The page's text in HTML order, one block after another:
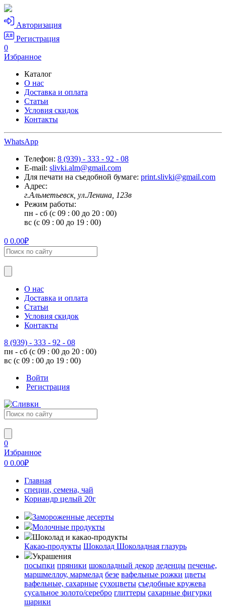
Авторизация
Регистрация
0
Избранное
Каталог
О нас
Доставка и оплата
Статьи
Условия скидок
Контакты
WhatsApp
Телефон: 8 (939) - 333 - 92 - 08
E-mail: slivki.alm@gmail.com
Для печати на съедобной бумаге: print.slivki@gmail.com
Адрес:
г.Альметьевск, ул.Ленина, 123в
Режим работы:
пн - сб (с 09 : 00 до 20 : 00)
вс (с 09 : 00 до 19 : 00)
0 0.00₽
О нас
Доставка и оплата
Статьи
Условия скидок
Контакты
8 (939) - 333 - 92 - 08
пн - сб (с 09 : 00 до 20 : 00)
вс (с 09 : 00 до 19 : 00)
Войти
Регистрация
0
Избранное
0 0.00₽
Главная
специи, семена, чай
Кориандр целый 20г
Замороженные десерты
Молочные продукты
Шоколад и какао-продукты
Какао-продукты Шоколад Шоколадная глазурь
Украшения
посыпки пряники шоколадный декор леденцы печенье,
маршмеллоу, мармелад безе вафельные рожки цветы
вафельные, сахарные сухоцветы съедобные кружева
сусальное золото/серебро глиттеры сахарные фигурки
шарики